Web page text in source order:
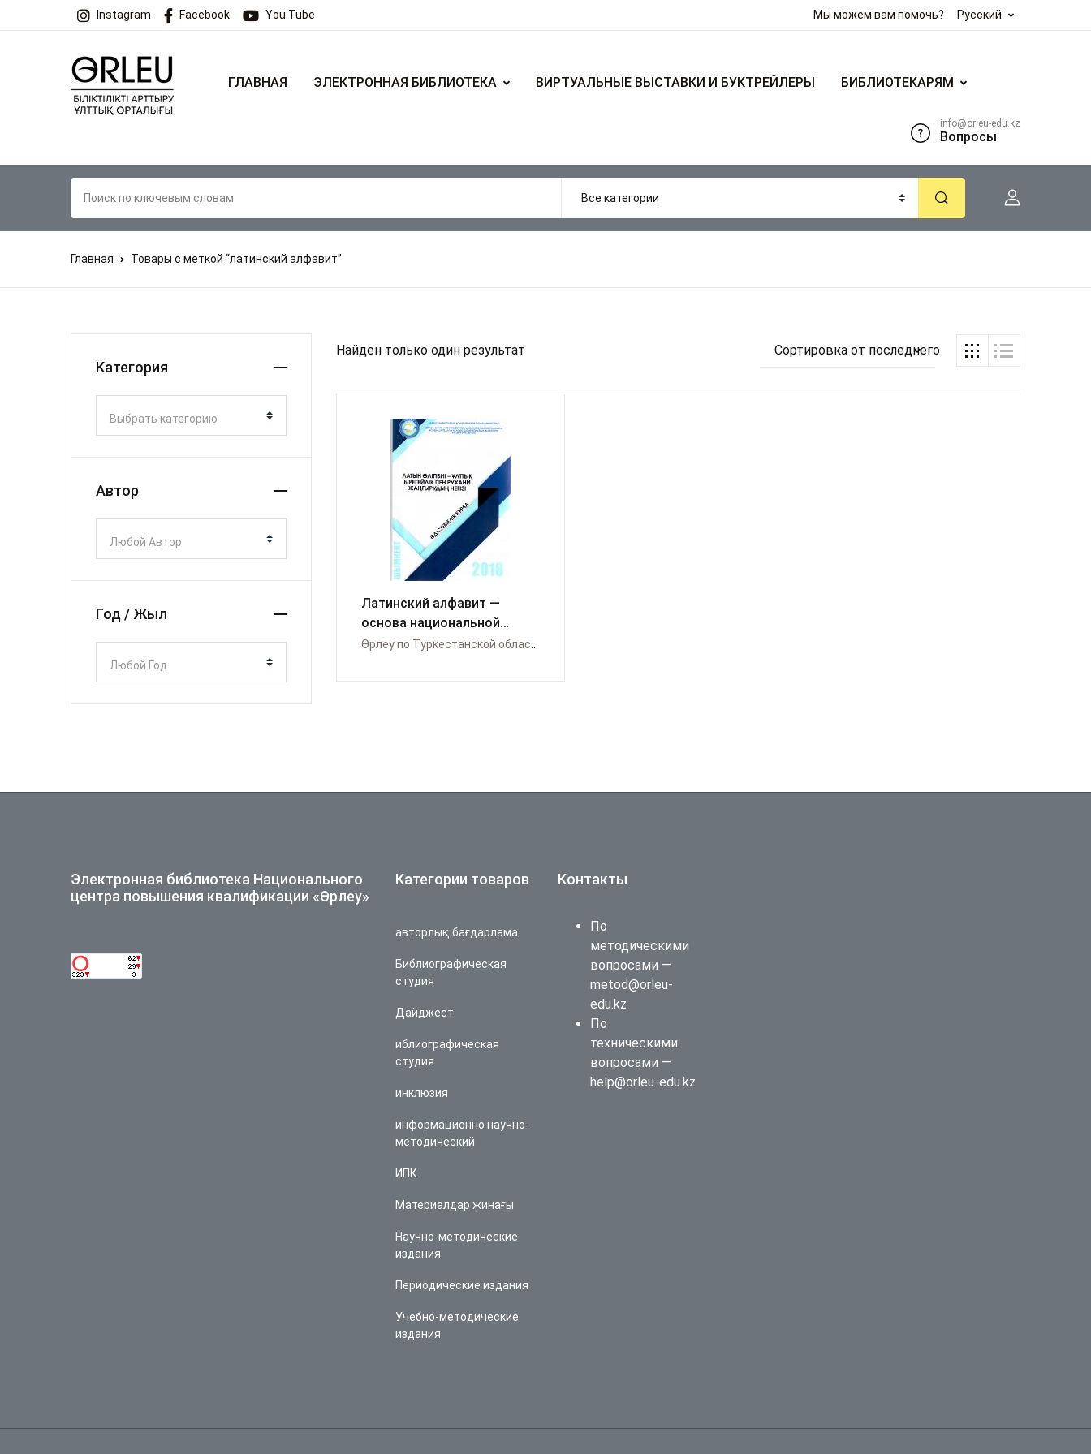
Instagram Facebook You Tube Мы можем вам помочь? Русский
ГЛАВНАЯ ЭЛЕКТРОННАЯ БИБЛИОТЕКА ВИРТУАЛЬНЫЕ ВЫСТАВКИ И БУКТРЕЙЛЕРЫ БИБЛИОТЕКАРЯМ
info@orleu-edu.kz
Вопросы
Главная Товары с меткой “латинский алфавит”
Найден только один результат Сортировка от последнего
Латинский алфавит —
основа национальной
идентичности и духовного
Категория
Выбрать категорию
Автор
Любой Автор
Год / Жыл
Любой Год
Электронная библиотека Национального
центра повышения квалификации «Өрлеу»
Категории товаров
авторлық бағдарлама
Библиографическая
студия
Дайджест
иблиографическая
студия
инклюзия
информационно научно-
методический
ИПК
Материалдар жинағы
Научно-методические
издания
Периодические издания
Учебно-методические
издания
Контакты
По
методическими
вопросами —
metod@orleu-
edu.kz
По
техническими
вопросами —
help@orleu-edu.kz